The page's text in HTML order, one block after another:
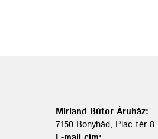
Mirland Bútor Áruház:
7150 Bonyhád, Piac tér 8.